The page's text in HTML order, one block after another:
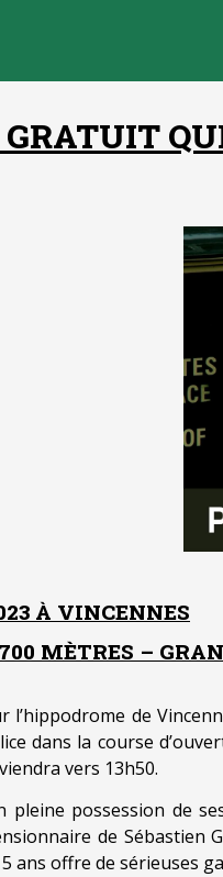
GRATUIT
À VINCENNES
MÈTRES –
de
dans la course
vers 13h50.
pleine possession de
de
ans offre de sérieuses